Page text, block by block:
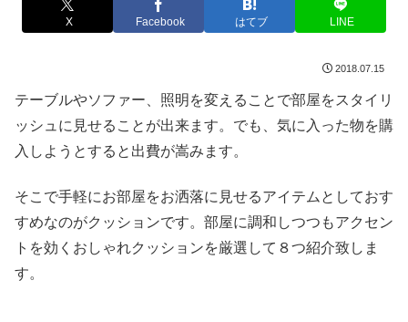
X Facebook はてブ LINE
2018.07.15
テーブルやソファー、照明を変えることで部屋をスタイリ
ッシュに見せることが出来ます。でも、気に入った物を購
入しようとすると出費が嵩みます。
そこで手軽にお部屋をお洒落に見せるアイテムとしておす
すめなのがクッションです。部屋に調和しつつもアクセン
トを効くおしゃれクッションを厳選して８つ紹介致しま
す。